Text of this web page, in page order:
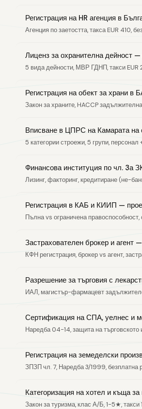
Регистрация на HR агенция в
Агенция по заетостта, такса EUR 410,
Лиценз за охранителна дейност
5 вида дейности, МВР ГДНП, такси EUR
Регистрация на обект за храни
Закон за храните, HACCP
Вписване в ЦПРС на Камарата на
5 категории строежи, 5 групи,
Финансова институция по чл.
Лизинг, факторинг, кредитиране (не-
Регистрация в КАБ и КИИП —
Пълна vs ограничена
Застрахователен брокер и агент
КФН регистрация, брокер vs агент,
Разрешение за търговия с
ИАЛ, магистър-фармацевт
Сертификация на СПА, уелнес и
Наредба 04-14, защита на търговското
Регистрация на земеделски
ЗПЗП чл. 7, Наредба 3/1999, безплатна
Категоризация на хотел и къща
Закон за туризма, клас А/Б, 1-5★,